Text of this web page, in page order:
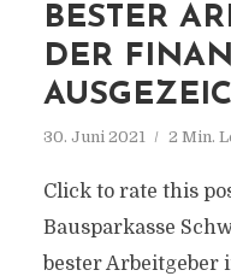
BESTER
DER
30. Juni 2021 2 Min.
Click to rate this
Bausparkasse
bester Arbeitgeber